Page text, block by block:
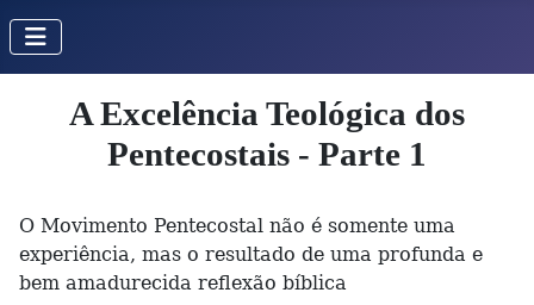
A Excelência Teológica dos
Pentecostais - Parte 1
O Movimento Pentecostal não é somente uma
experiência, mas o resultado de uma profunda e
bem amadurecida reflexão bíblica